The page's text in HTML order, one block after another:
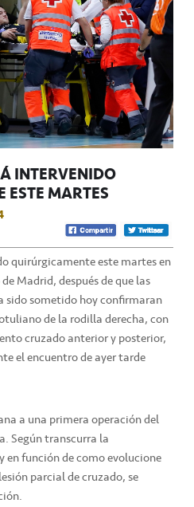
INTERVENIDO
MARTES
quirúrgicamente este martes en
Madrid, después de que las
sido sometido hoy confirmaran
de la rodilla derecha, con
cruzado anterior y posterior,
el encuentro de ayer tarde
a una primera operación del
Según transcurra la
en función de como evolucione
parcial de cruzado, se